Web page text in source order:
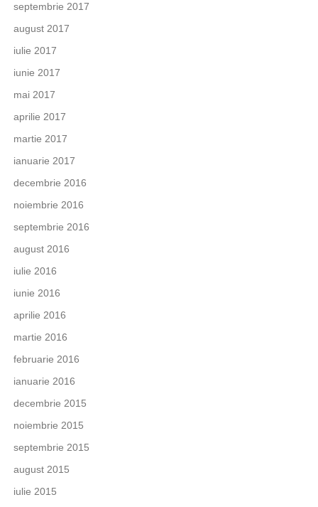
septembrie 2017
august 2017
iulie 2017
iunie 2017
mai 2017
aprilie 2017
martie 2017
ianuarie 2017
decembrie 2016
noiembrie 2016
septembrie 2016
august 2016
iulie 2016
iunie 2016
aprilie 2016
martie 2016
februarie 2016
ianuarie 2016
decembrie 2015
noiembrie 2015
septembrie 2015
august 2015
iulie 2015